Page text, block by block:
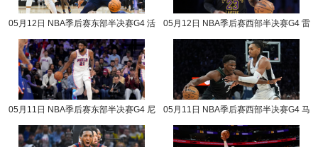
05月12日 NBA季后赛东部半决赛G4 活
05月12日 NBA季后赛西部半决赛G4 雷
05月11日 NBA季后赛东部半决赛G4 尼
05月11日 NBA季后赛西部半决赛G4 马